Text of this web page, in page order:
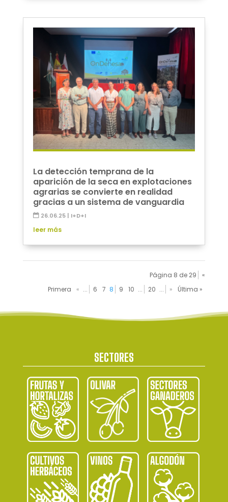
La detección temprana de la
aparición de la seca en explotaciones
agrarias se convierte en realidad
gracias a un sistema de vanguardia
26.06.25| I+D+I
leer más
Página 8 de 29
«
Primera
« ... 6 7 8 9 10 ... 20 ... » Última »
SECTORES